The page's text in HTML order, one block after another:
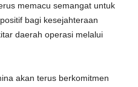
memacu semangat untuk
bagi kesejahteraan
daerah operasi melalui
akan terus berkomitmen